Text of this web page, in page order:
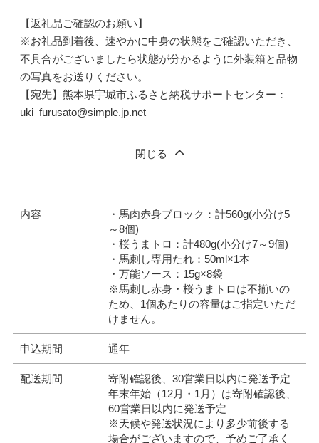
【返礼品ご確認のお願い】
※お礼品到着後、速やかに中身の状態をご確認いただき、
不具合がございましたら状態が分かるように外装箱と品物
の写真をお送りください。
【宛先】熊本県宇城市ふるさと納税サポートセンター：
uki_furusato@simple.jp.net
閉じる
内容
・馬肉赤身ブロック：計560g(小分け5
～8個)
・桜うまトロ：計480g(小分け7～9個)
・馬刺し専用たれ：50ml×1本
・万能ソース：15g×8袋
※馬刺し赤身・桜うまトロは不揃いの
ため、1個あたりの容量はご指定いただ
けません。
申込期間 通年
配送期間
寄附確認後、30営業日以内に発送予定
年末年始（12月・1月）は寄附確認後、
60営業日以内に発送予定
※天候や発送状況により多少前後する
場合がございますので、予めご了承く